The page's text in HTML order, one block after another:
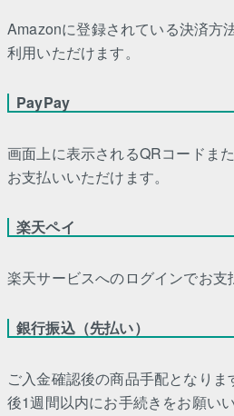
Amazonに登録されている決済方
利用いただけます。
PayPay
画面上に表示されるQRコードま
お支払いいただけます。
楽天ペイ
楽天サービスへのログインでお支
銀行振込（先払い）
ご入金確認後の商品手配となり
後1週間以内にお手続きをお願いい